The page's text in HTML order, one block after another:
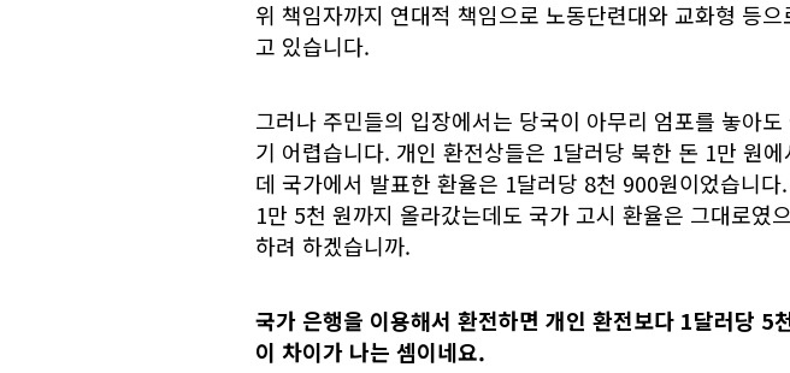
위 책임자까지 연대적 책임으로 노동단련대와 교화형 등
고 있습니다.
그러나 주민들의 입장에서는 당국이 아무리 엄포를 놓아
기 어렵습니다. 개인 환전상들은 1달러당 북한 돈 1만 원
데 국가에서 발표한 환율은 1달러당 8천 900원이었습니
1만 5천 원까지 올라갔는데도 국가 고시 환율은 그대로였
하려 하겠습니까.
국가 은행을 이용해서 환전하면 개인 환전보다 1달러당 5
이 차이가 나는 셈이네요.